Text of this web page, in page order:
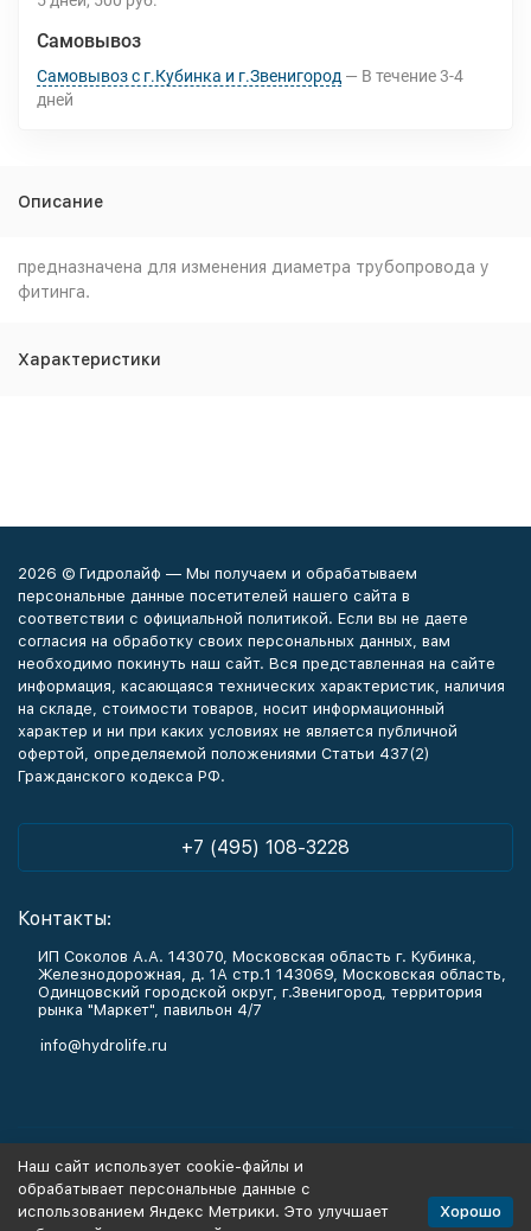
Самовывоз
Самовывоз с г.Кубинка и г.Звенигород В течение3-4
дней
Описание
предназначена для изменения диаметра трубопровода у
фитинга.
Характеристики
2026 © Гидролайф — Мы получаем и обрабатываем
персональные данные посетителей нашего сайта в
соответствии с официальной политикой. Если вы не даете
согласия на обработку своих персональных данных, вам
необходимо покинуть наш сайт. Вся представленная на сайте
информация, касающаяся технических характеристик, наличия
на складе, стоимости товаров, носит информационный
характер и ни при каких условиях не является публичной
офертой, определяемой положениями Статьи 437(2)
Гражданского кодекса РФ.
+7 (495) 108-3228
Контакты:
ИП Соколов А.А. 143070, Московская область г. Кубинка,
Железнодорожная, д. 1А стр.1 143069, Московская область,
Одинцовский городской округ, г.Звенигород, территория
рынка "Маркет", павильон 4/7
info@hydrolife.ru
Информация
Наш сайт использует cookie-файлы и
обрабатывает персональные данные с
использованием Яндекс Метрики. Это улучшает
Хорошо